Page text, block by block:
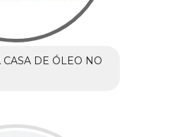
CASA DE ÓLEO NO